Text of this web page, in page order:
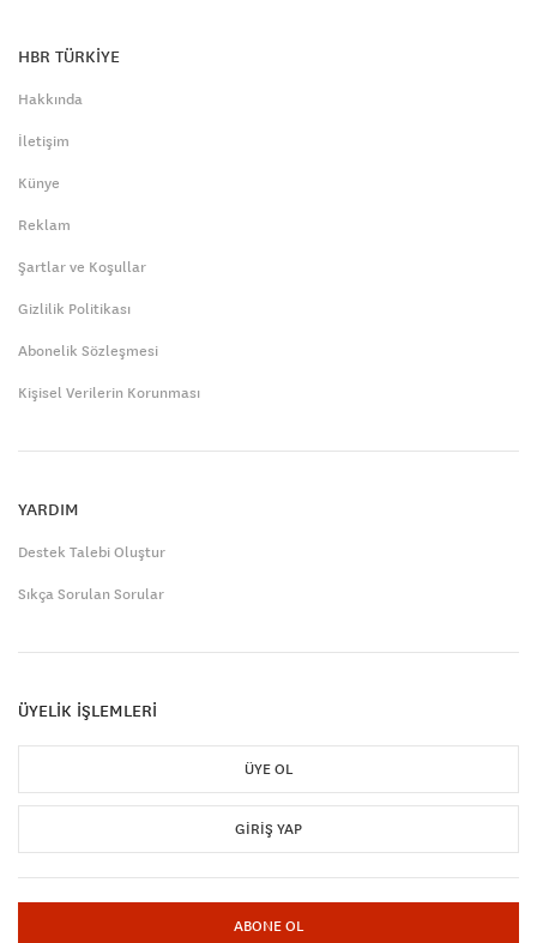
HBR TÜRKİYE
Hakkında
İletişim
Künye
Reklam
Şartlar ve Koşullar
Gizlilik Politikası
Abonelik Sözleşmesi
Kişisel Verilerin Korunması
YARDIM
Destek Talebi Oluştur
Sıkça Sorulan Sorular
ÜYELİK İŞLEMLERİ
ÜYE OL
GIRIŞ YAP
ABONE OL